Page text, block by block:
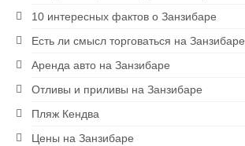
10 интересных фактов о Занзибаре
Есть ли смысл торговаться на Занзибаре
Аренда авто на Занзибаре
Отливы и приливы на Занзибаре
Пляж Кендва
Цены на Занзибаре